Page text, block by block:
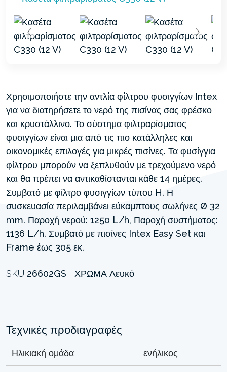
Χρησιμοποιήστε την αντλία φίλτρου φυσιγγίων Intex
για να διατηρήσετε το νερό της πισίνας σας φρέσκο ​​
και κρυστάλλινο. Το σύστημα φιλτραρίσματος
φυσιγγίων είναι μια από τις πιο κατάλληλες και
οικονομικές επιλογές για μικρές πισίνες. Τα φυσίγγια
φίλτρου μπορούν να ξεπλυθούν με τρεχούμενο νερό
και θα πρέπει να αντικαθίστανται κάθε 14 ημέρες.
Συμβατό με φίλτρο φυσιγγίων τύπου H. Η
συσκευασία περιλαμβάνει εύκαμπτους σωλήνες Ø 32
mm. Παροχή νερού: 1250 L/h, Παροχή συστήματος:
1136 L/h. Συμβατό με πισίνες Intex Easy Set και
Frame έως 305 εκ.
SKU 26602GS ΧΡΏΜΑ Λευκό
Τεχνικές προδιαγραφές
Ηλικιακή ομάδα ενήλικος